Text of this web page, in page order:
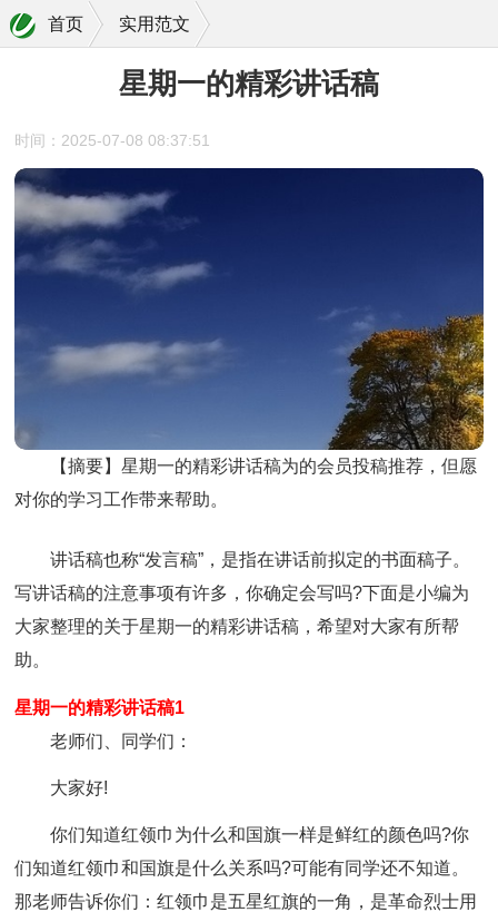
首页 实用范文
星期一的精彩讲话稿
时间：2025-07-08 08:37:51
【摘要】星期一的精彩讲话稿为的会员投稿推荐，但愿
对你的学习工作带来帮助。
讲话稿也称“发言稿”，是指在讲话前拟定的书面稿子。
写讲话稿的注意事项有许多，你确定会写吗?下面是小编为
大家整理的关于星期一的精彩讲话稿，希望对大家有所帮
助。
星期一的精彩讲话稿1
老师们、同学们：
大家好!
你们知道红领巾为什么和国旗一样是鲜红的颜色吗?你
们知道红领巾和国旗是什么关系吗?可能有同学还不知道。
那老师告诉你们：红领巾是五星红旗的一角，是革命烈士用